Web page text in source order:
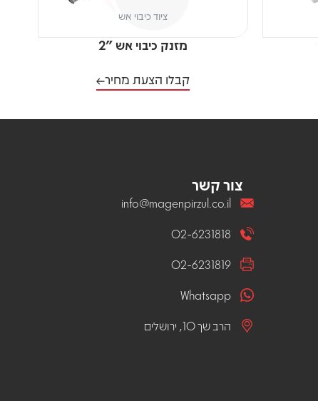
ציוד כיבוי אש
מזנק כיבוי אש "2
קבלו הצעת מחיר
צור קשר
info@magenpirzul.co.il
02-6231818
02-6231819
Whatsapp
הרב שך 10, ירושלים